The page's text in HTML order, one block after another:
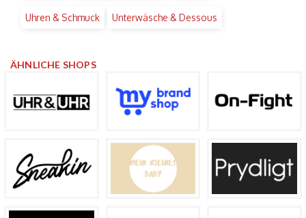
Uhren & Schmuck Unterwäsche & Dessous
ÄHNLICHE SHOPS